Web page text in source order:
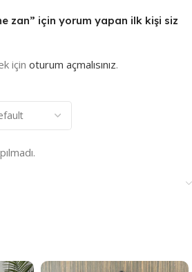
zan” için yorum yapan ilk kişi siz
için oturum açmalısınız.